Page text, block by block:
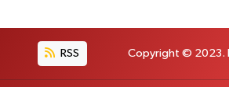
RSS Copyright © 2023.